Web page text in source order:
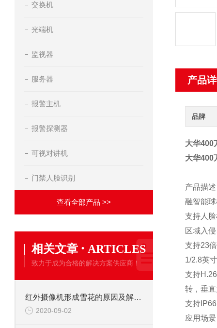
交换机
光端机
监视器
服务器
报警主机
报警探测器
可视对讲机
门禁人脸识别
查看全部产品 >>
相关文章 · ARTICLES
致力于成为合格的解决方案供应商！
红外摄像机形成雪花的原因及解决办法
2020-09-02
产品
品牌
大华400
大华400
产品描述
融智能
支持人
区域入
支持23
1/2.8英
支持
转，垂
支持
应用场景